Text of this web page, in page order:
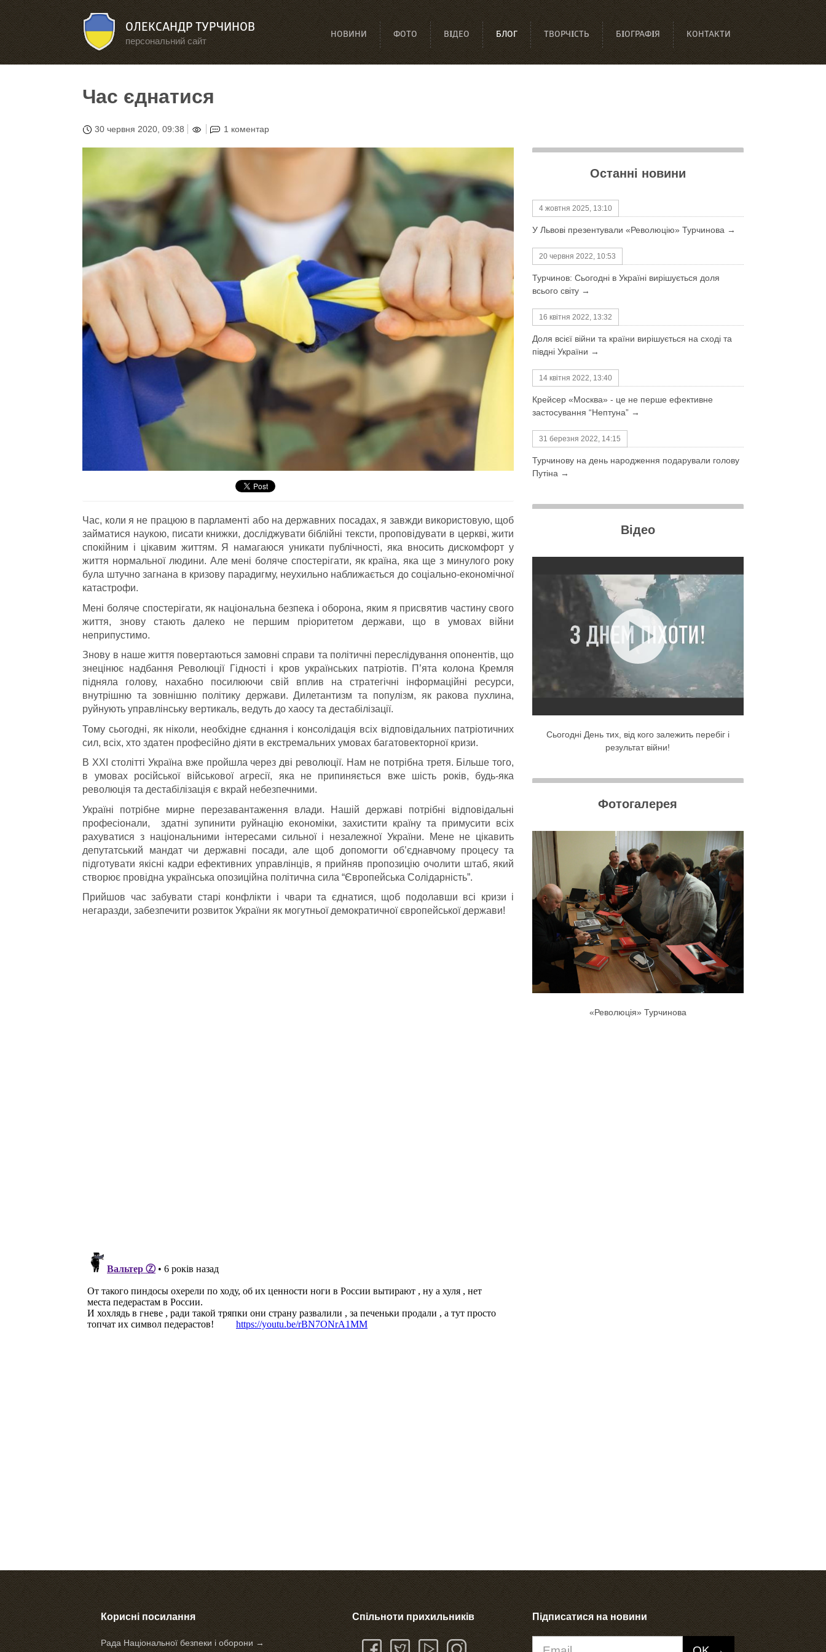
ОЛЕКСАНДР ТУРЧИНОВ
персональний сайт
НОВИНИ ФОТО ВІДЕО БЛОГ ТВОРЧІСТЬ БІОГРАФІЯ КОНТАКТИ
Час єднатися
30 червня 2020, 09:38 1 коментар
Час, коли я не працюю в парламенті або на державних посадах, я завжди використовую, щоб
займатися наукою, писати книжки, досліджувати біблійні тексти, проповідувати в церкві, жити
спокійним і цікавим життям. Я намагаюся уникати публічності, яка вносить дискомфорт у
життя нормальної людини. Але мені боляче спостерігати, як країна, яка ще з минулого року
була штучно загнана в кризову парадигму, неухильно наближається до соціально-економічної
катастрофи.
Мені боляче спостерігати, як національна безпека і оборона, яким я присвятив частину свого
життя, знову стають далеко не першим пріоритетом держави, що в умовах війни
неприпустимо.
Знову в наше життя повертаються замовні справи та політичні переслідування опонентів, що
знецінює надбання Революції Гідності і кров українських патріотів. П’ята колона Кремля
підняла голову, нахабно посилюючи свій вплив на стратегічні інформаційні ресурси,
внутрішню та зовнішню політику держави. Дилетантизм та популізм, як ракова пухлина,
руйнують управлінську вертикаль, ведуть до хаосу та дестабілізації.
Тому сьогодні, як ніколи, необхідне єднання і консолідація всіх відповідальних патріотичних
сил, всіх, хто здатен професійно діяти в екстремальних умовах багатовекторної кризи.
В ХХІ столітті Україна вже пройшла через дві революції. Нам не потрібна третя. Більше того,
в умовах російської військової агресії, яка не припиняється вже шість років, будь-яка
революція та дестабілізація є вкрай небезпечними.
Україні потрібне мирне перезавантаження влади. Нашій державі потрібні відповідальні
професіонали, здатні зупинити руйнацію економіки, захистити країну та примусити всіх
рахуватися з національними інтересами сильної і незалежної України. Мене не цікавить
депутатський мандат чи державні посади, але щоб допомогти об’єднавчому процесу та
підготувати якісні кадри ефективних управлінців, я прийняв пропозицію очолити штаб, який
створює провідна українська опозиційна політична сила “Європейська Солідарність”.
Прийшов час забувати старі конфлікти і чвари та єднатися, щоб подолавши всі кризи і
негаразди, забезпечити розвиток України як могутньої демократичної європейської держави!
Останні новини
4 жовтня 2025, 13:10
У Львові презентували «Революцію» Турчинова →
20 червня 2022, 10:53
Турчинов: Сьогодні в Україні вирішується доля
всього світу →
16 квітня 2022, 13:32
Доля всієї війни та країни вирішується на сході та
півдні України →
14 квітня 2022, 13:40
Крейсер «Москва» - це не перше ефективне
застосування “Нептуна” →
31 березня 2022, 14:15
Турчинову на день народження подарували голову
Путіна →
Відео
Сьогодні День тих, від кого залежить перебіг і
результат війни!
Фотогалерея
«Революція» Турчинова
Корисні посилання
Рада Національної безпеки і оборони →
Спільноти прихильників Підписатися на новини